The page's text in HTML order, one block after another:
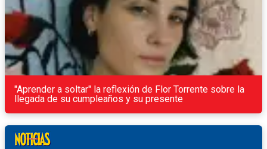
"Aprender a soltar" la reflexión de Flor Torrente sobre la
llegada de su cumpleaños y su presente